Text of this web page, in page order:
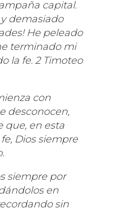
capital.
demasiado
He peleado
terminado mi
la fe. 2 Timoteo
con
desconocen,
que, en esta
Dios siempre
siempre por
en
sin